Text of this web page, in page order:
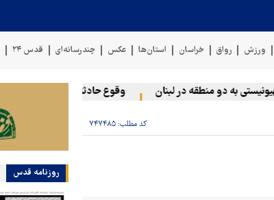
ورزش رواق خراسان استان‌ها عکس چندرسانه‌ای قدس ۲۴
به دو منطقه در لبنان وقوع حادثه دریایی در سواحل عمان
کد مطلب: ۷۴۷۴۸۵
روزنامه قدس